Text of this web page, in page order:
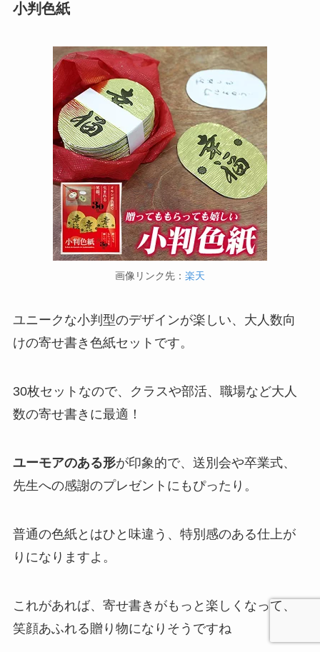
小判色紙
画像リンク先： 楽天
ユニークな小判型のデザインが楽しい、大人数向
けの寄せ書き色紙セットです。
30枚セットなので、クラスや部活、職場など大人
数の寄せ書きに最適！
ユーモアのある形が印象的で、送別会や卒業式、
先生への感謝のプレゼントにもぴったり。
普通の色紙とはひと味違う、特別感のある仕上が
りになりますよ。
これがあれば、寄せ書きがもっと楽しくなって、
笑顔あふれる贈り物になりそうですね